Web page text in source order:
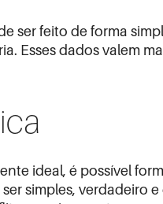
ser feito de forma
Esses dados valem
ideal, é possível
simples,